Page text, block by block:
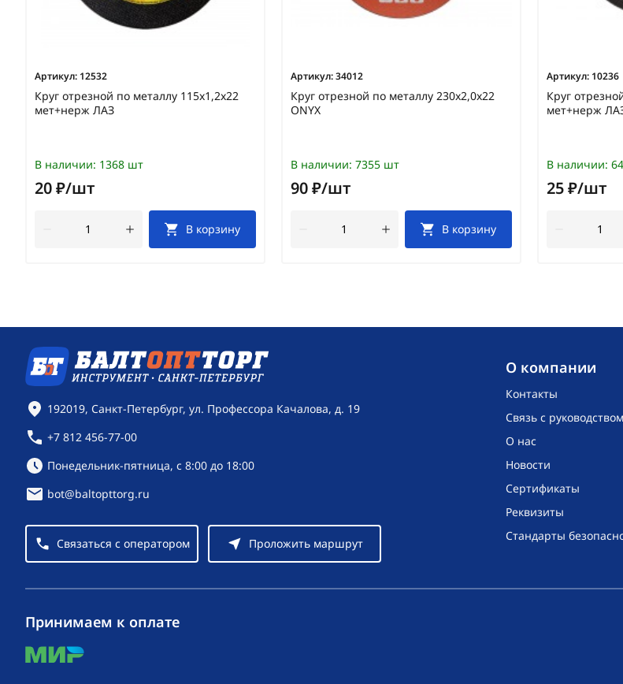
Артикул: 12532
Круг отрезной по металлу 115х1,2х22
мет+нерж ЛАЗ
В наличии: 1368 шт
20 ₽/шт
В корзину
Артикул:34012
Круг отрезной по металлу 230х2,0х22
ONYX
В наличии: 7355 шт
90 ₽/шт
В корзину
Артикул: 10236
Круг
мет+нерж
В наличии:
25 ₽/шт
O компании
Контакты
Связь с руководством
О нас
Новости
Сертификаты
Реквизиты
Стандарты
Контактная информация
192019, Санкт-Петербург, ул. Профессора Качалова, д. 19
+7 812 456-77-00
Режим работы:
Понедельник-пятница, с 8:00 до 18:00
bot@baltopttorg.ru
Связаться с оператором Проложить маршрут
Принимаем к оплате
mir